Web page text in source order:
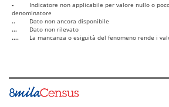
-
Indicatore non applicabile per valore nullo o
denominatore
..
Dato non ancora disponibile
...
Dato non rilevato
....
La mancanza o esiguità del fenomeno rende i